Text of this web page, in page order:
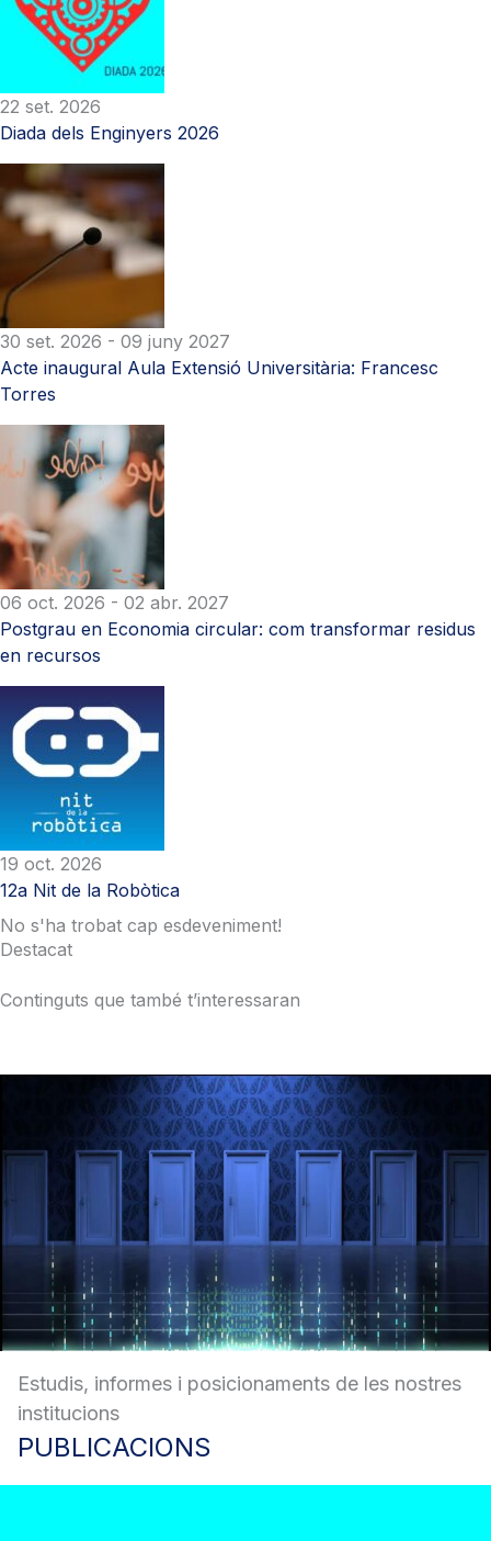
22 set. 2026
Diada dels Enginyers 2026
30 set. 2026 - 09 juny 2027
Acte inaugural Aula Extensió Universitària: Francesc
Torres
06 oct. 2026 - 02 abr. 2027
Postgrau en Economia circular: com transformar residus
en recursos
19 oct. 2026
12a Nit de la Robòtica
No s'ha trobat cap esdeveniment!
Destacat
Continguts que també t’interessaran
Estudis, informes i posicionaments de les nostres
institucions
PUBLICACIONS